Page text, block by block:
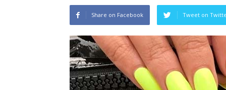
Share on Facebook Tweet on